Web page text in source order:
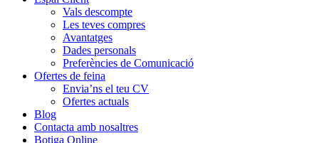
Vals descompte
Les teves compres
Avantatges
Dades personals
Preferències de Comunicació
Ofertes de feina
Envia’ns el teu CV
Ofertes actuals
Blog
Contacta amb nosaltres
Botiga Online